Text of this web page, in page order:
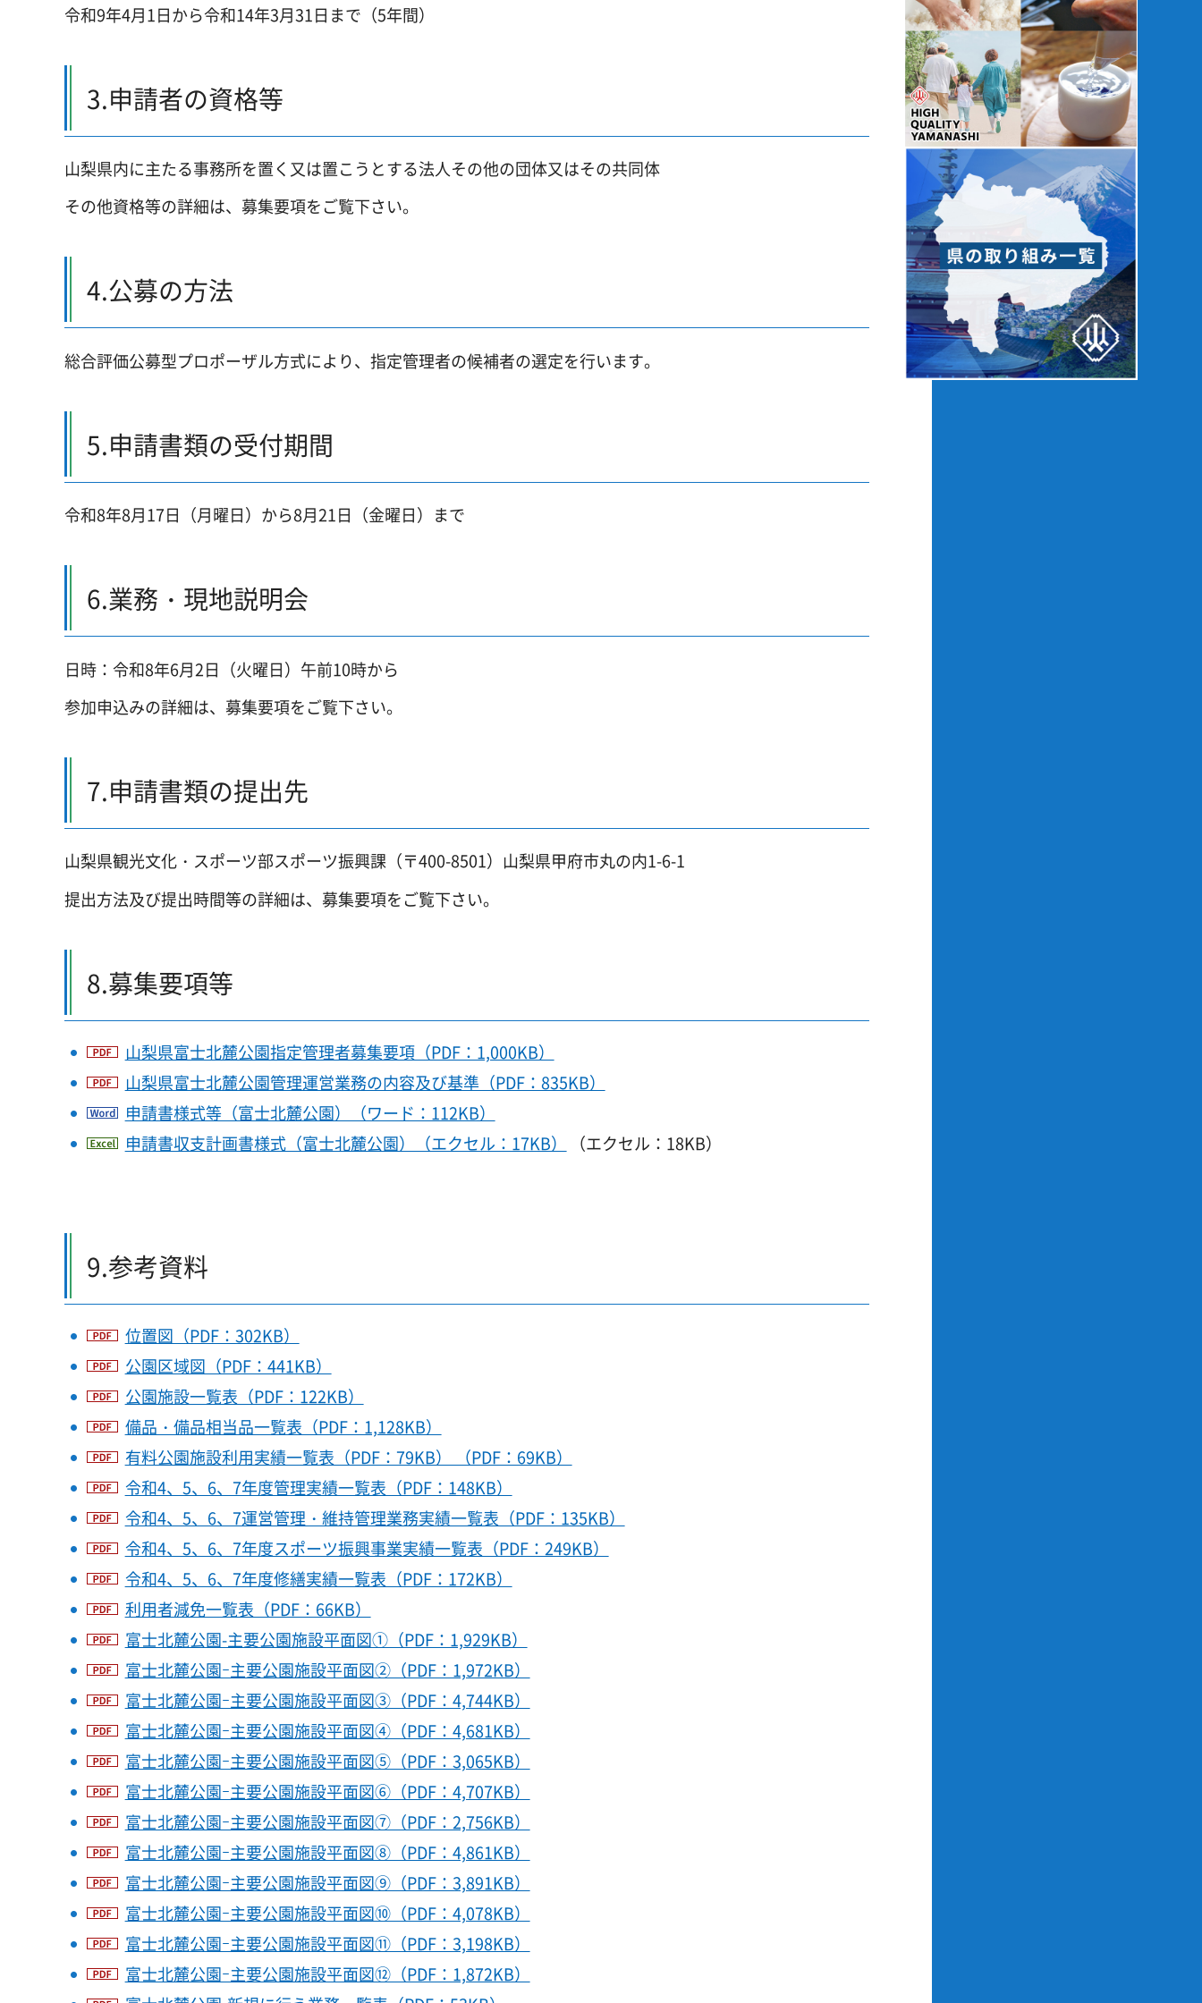
令和9年4月1日から令和14年3月31日まで（5年間）
3.申請者の資格等
山梨県内に主たる事務所を置く又は置こうとする法人その他の団体又はその共同体
その他資格等の詳細は、募集要項をご覧下さい。
4.公募の方法
総合評価公募型プロポーザル方式により、指定管理者の候補者の選定を行います。
5.申請書類の受付期間
令和8年8月17日（月曜日）から8月21日（金曜日）まで
6.業務・現地説明会
日時：令和8年6月2日（火曜日）午前10時から
参加申込みの詳細は、募集要項をご覧下さい。
7.申請書類の提出先
山梨県観光文化・スポーツ部スポーツ振興課（〒400-8501）山梨県甲府市丸の内1-6-1
提出方法及び提出時間等の詳細は、募集要項をご覧下さい。
8.募集要項等
山梨県富士北麓公園指定管理者募集要項（PDF：1,000KB）
山梨県富士北麓公園管理運営業務の内容及び基準（PDF：835KB）
申請書様式等（富士北麓公園）（ワード：112KB）
申請書収支計画書様式（富士北麓公園）（エクセル：17KB）
（エクセル：18KB）
9.参考資料
位置図（PDF：302KB）
公園区域図（PDF：441KB）
公園施設一覧表（PDF：122KB）
備品・備品相当品一覧表（PDF：1,128KB）
有料公園施設利用実績一覧表（PDF：79KB） （PDF：69KB）
令和4、5、6、7年度管理実績一覧表（PDF：148KB）
令和4、5、6、7運営管理・維持管理業務実績一覧表（PDF：135KB）
令和4、5、6、7年度スポーツ振興事業実績一覧表（PDF：249KB）
令和4、5、6、7年度修繕実績一覧表（PDF：172KB）
利用者減免一覧表（PDF：66KB）
富士北麓公園-主要公園施設平面図①（PDF：1,929KB）
富士北麓公園ｰ主要公園施設平面図②（PDF：1,972KB）
富士北麓公園ｰ主要公園施設平面図③（PDF：4,744KB）
富士北麓公園ｰ主要公園施設平面図④（PDF：4,681KB）
富士北麓公園ｰ主要公園施設平面図⑤（PDF：3,065KB）
富士北麓公園ｰ主要公園施設平面図⑥（PDF：4,707KB）
富士北麓公園ｰ主要公園施設平面図⑦（PDF：2,756KB）
富士北麓公園ｰ主要公園施設平面図⑧（PDF：4,861KB）
富士北麓公園ｰ主要公園施設平面図⑨（PDF：3,891KB）
富士北麓公園ｰ主要公園施設平面図⑩（PDF：4,078KB）
富士北麓公園ｰ主要公園施設平面図⑪（PDF：3,198KB）
富士北麓公園ｰ主要公園施設平面図⑫（PDF：1,872KB）